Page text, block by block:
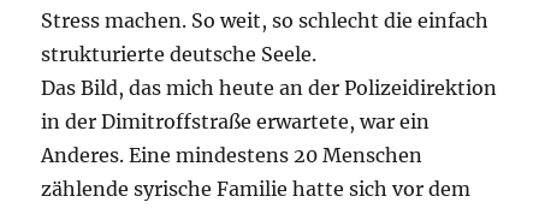
Stress machen. So weit, so schlecht die einfach
strukturierte deutsche Seele.
Das Bild, das mich heute an der Polizeidirektion
in der Dimitroffstraße erwartete, war ein
Anderes. Eine mindestens 20 Menschen
zählende syrische Familie hatte sich vor dem